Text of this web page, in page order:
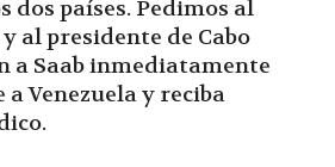
países. Pedimos al
al presidente de Cabo
a Saab inmediatamente
Venezuela y reciba